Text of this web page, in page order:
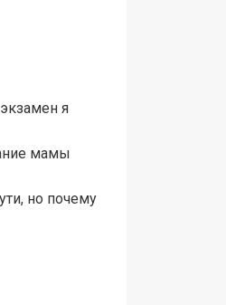
я
мамы
но почему